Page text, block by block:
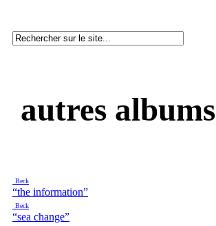
autres albums
Beck
“the information”
Beck
“sea change”